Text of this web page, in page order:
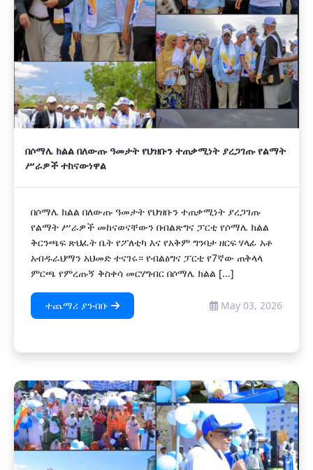
በሶማሌ ክልል በለውጡ ዓመታት የህዝቡን ተጠቃሚነት ያረጋገጡ የልማት
ሥራዎች ተከናውነዋል
በሶማሌ ክልል በለውጡ ዓመታት የህዝቡን ተጠቃሚነት ያረጋገጡ
የልማት ሥራዎች መከናወናቸውን በብልጽግና ፓርቲ የሶማሌ ክልል
ቅርንጫፍ ጽህፈት ቤት የፖለቲካ እና የአቅም ግንባታ ዘርፍ ሃላፊ አቶ
አብዱራህማን አህመድ ተናገሩ። የብልፅግና ፓርቲ የ7ኛው ጠቅላላ
ምርጫ የምረጡኝ ቅስቀሳ መርሃግብር በሶማሌ ክልል [...]
ተጨማሪ ያንብቡ May 03, 2026